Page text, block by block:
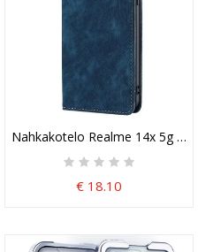
Nahkakotelo Realme 14x 5g
€ 18.10